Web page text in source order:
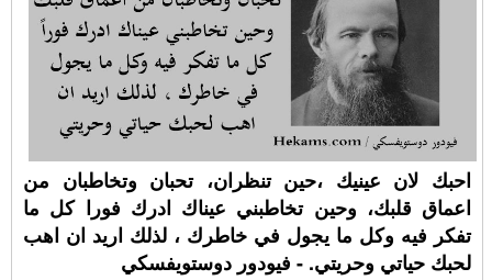
احبك لان عينيك ،حين تنظران، تحبان وتخاطبان من
اعماق قلبك، وحين تخاطبني عيناك ادرك فورا كل ما
تفكر فيه وكل ما يجول في خاطرك ، لذلك اريد ان اهب
لحبك حياتي وحريتي. - فيودور دوستويفسكي